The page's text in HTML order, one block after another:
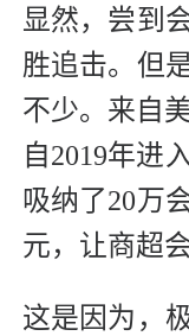
显然，尝到
胜追击。但
不少。来自
自2019年进
吸纳了20万
元，让商超
这是因为，